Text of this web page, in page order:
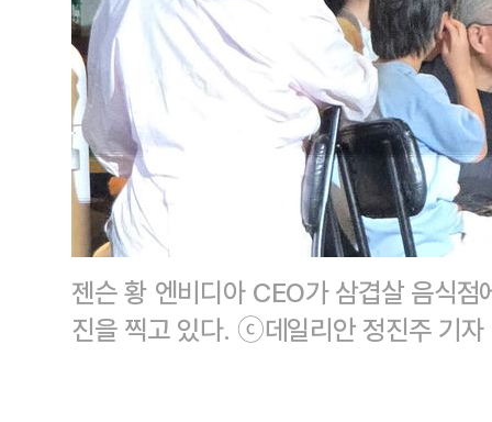
젠슨 황 엔비디아 CEO가 삼겹살 음식
진을 찍고 있다. ⓒ데일리안 정진주 기자